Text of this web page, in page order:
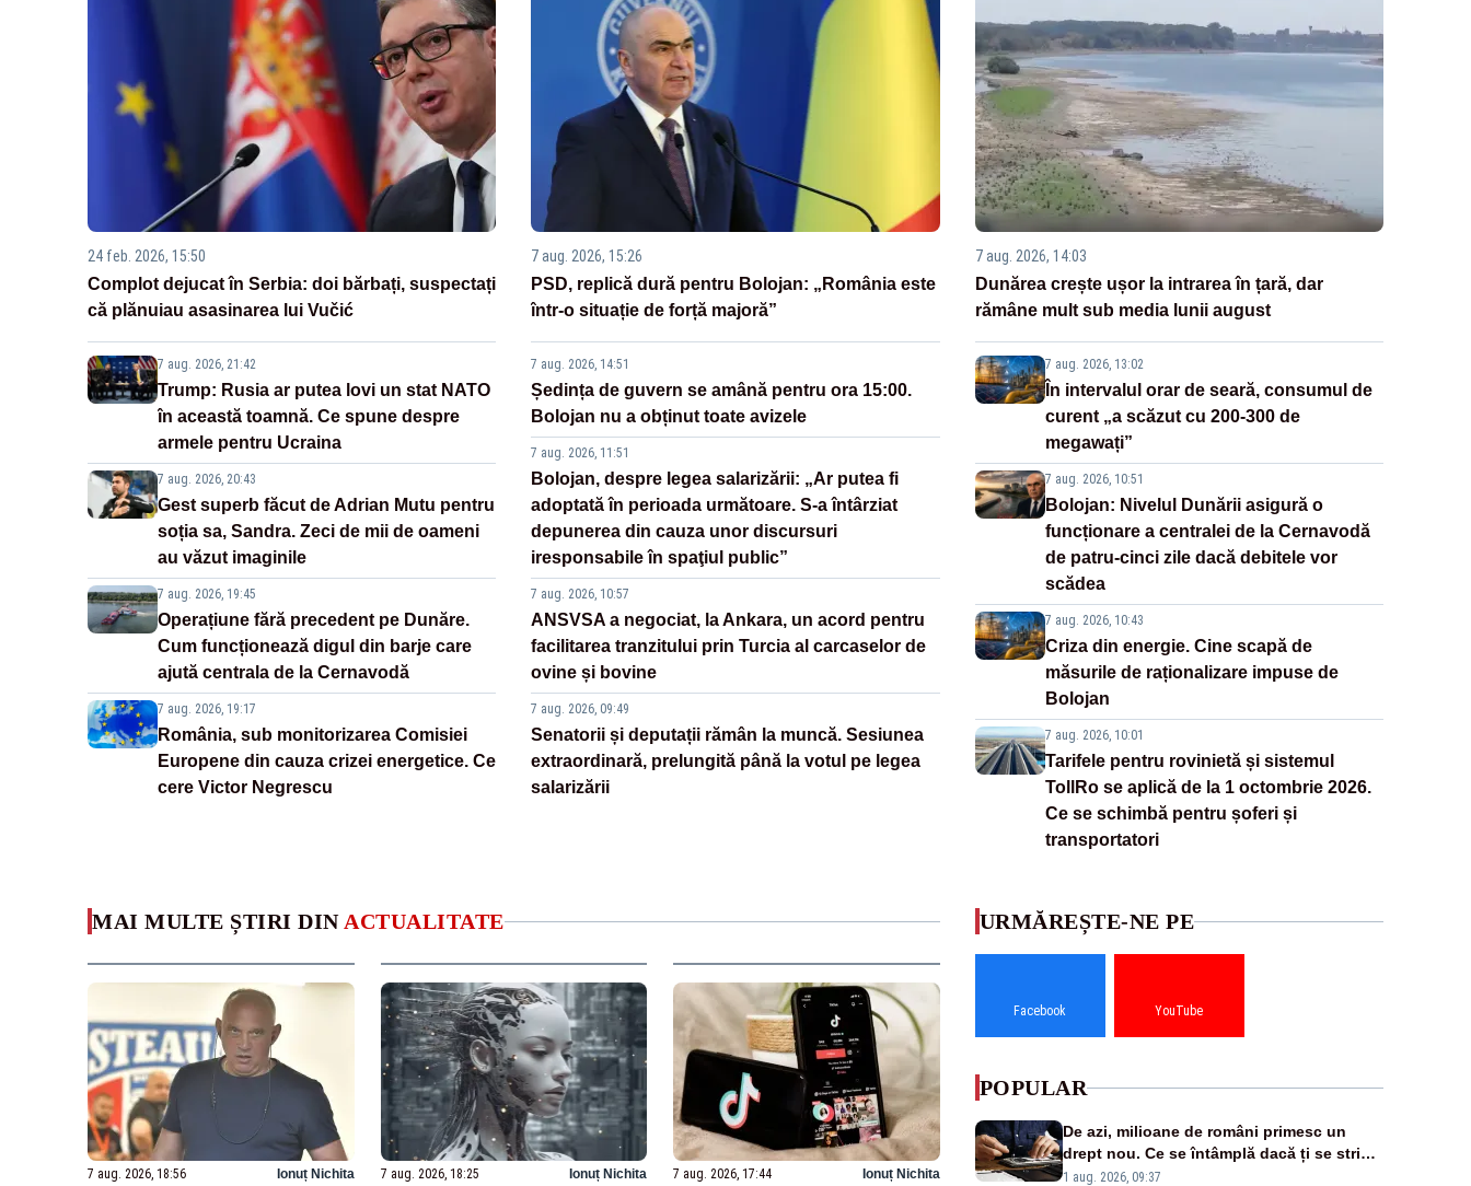
24 feb. 2026, 15:50
Complot dejucat în Serbia: doi bărbați, suspectați
că plănuiau asasinarea lui Vučić
7 aug. 2026, 21:42
Trump: Rusia ar putea lovi un stat NATO
în această toamnă. Ce spune despre
armele pentru Ucraina
7 aug. 2026, 20:43
Gest superb făcut de Adrian Mutu pentru
soția sa, Sandra. Zeci de mii de oameni
au văzut imaginile
7 aug. 2026, 19:45
Operațiune fără precedent pe Dunăre.
Cum funcționează digul din barje care
ajută centrala de la Cernavodă
7 aug. 2026, 19:17
România, sub monitorizarea Comisiei
Europene din cauza crizei energetice. Ce
cere Victor Negrescu
7 aug. 2026, 15:26
PSD, replică dură pentru Bolojan: „România este
într-o situație de forță majoră”
7 aug. 2026, 14:51
Ședința de guvern se amână pentru ora 15:00.
Bolojan nu a obținut toate avizele
7 aug. 2026, 11:51
Bolojan, despre legea salarizării: „Ar putea fi
adoptată în perioada următoare. S-a întârziat
depunerea din cauza unor discursuri
iresponsabile în spaţiul public”
7 aug. 2026, 10:57
ANSVSA a negociat, la Ankara, un acord pentru
facilitarea tranzitului prin Turcia al carcaselor de
ovine și bovine
7 aug. 2026, 09:49
Senatorii și deputații rămân la muncă. Sesiunea
extraordinară, prelungită până la votul pe legea
salarizării
7 aug. 2026, 14:03
Dunărea crește ușor la intrarea în țară, dar
rămâne mult sub media lunii august
7 aug. 2026, 13:02
În intervalul orar de seară, consumul de
curent „a scăzut cu 200-300 de
megawați”
7 aug. 2026, 10:51
Bolojan: Nivelul Dunării asigură o
funcționare a centralei de la Cernavodă
de patru-cinci zile dacă debitele vor
scădea
7 aug. 2026, 10:43
Criza din energie. Cine scapă de
măsurile de raționalizare impuse de
Bolojan
7 aug. 2026, 10:01
Tarifele pentru rovinietă și sistemul
TollRo se aplică de la 1 octombrie 2026.
Ce se schimbă pentru șoferi și
transportatori
MAI MULTE ȘTIRI DIN ACTUALITATE
7 aug. 2026, 18:56 Ionuț Nichita 7 aug. 2026, 18:25 Ionuț Nichita 7 aug. 2026, 17:44 Ionuț Nichita
URMĂREȘTE-NE PE
Facebook YouTube
POPULAR
De azi, milioane de români primesc un
drept nou. Ce se întâmplă dacă ți se strică
un produs
1 aug. 2026, 09:37